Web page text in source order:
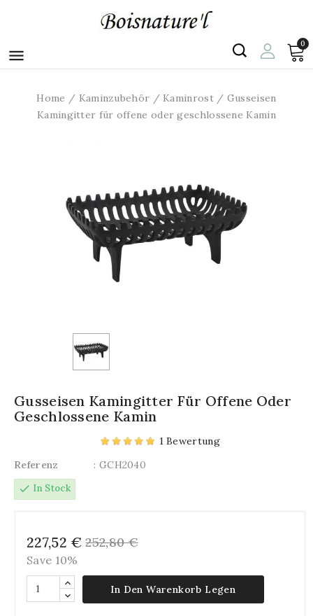

0
Home Kaminzubehör Kaminrost
Gusseisen
Kamingitter für offene oder geschlossene Kamin
Gusseisen Kamingitter Für Offene Oder
Geschlossene Kamin
1 Bewertung
Referenz
: GCH2040
check In Stock
227,52 € 252,80 €
Save 10%
In Den Warenkorb Legen